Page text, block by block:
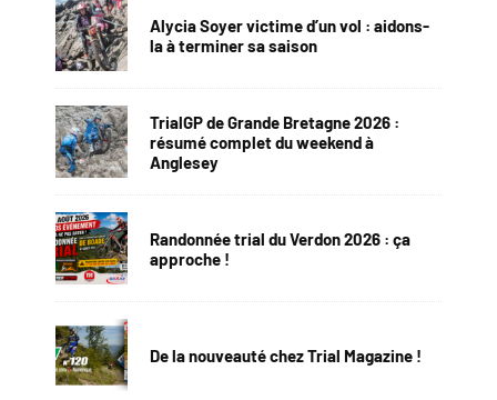
Alycia Soyer victime d’un vol : aidons-
la à terminer sa saison
TrialGP de Grande Bretagne 2026 :
résumé complet du weekend à
Anglesey
Randonnée trial du Verdon 2026 : ça
approche !
De la nouveauté chez Trial Magazine !